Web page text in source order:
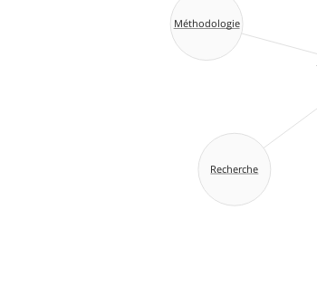
Recherche
Méthodologie